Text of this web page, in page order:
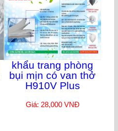
khẩu trang phòng
bụi mịn có van thở
H910V Plus
Giá: 28,000 VNĐ